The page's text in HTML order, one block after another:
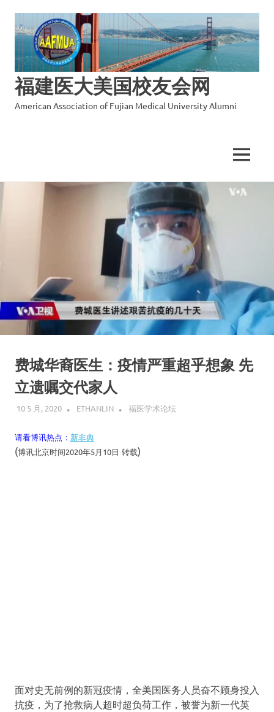
福建医大美国校友会网
American Association of Fujian Medical University Alumni
MENU
费城华裔医生：疫情严重超乎想象 先
立遗嘱交代家人
10 5 月, 2020 ETHANLIN 福医学术论坛
请看博讯热点： 新非典
(博讯北京时间2020年5月10日 转载)
面对史无前例的新冠疫情，全美国医务人员奋不顾身投入
抗疫，为了抢救病人超时超负荷工作，被誉为新一代英